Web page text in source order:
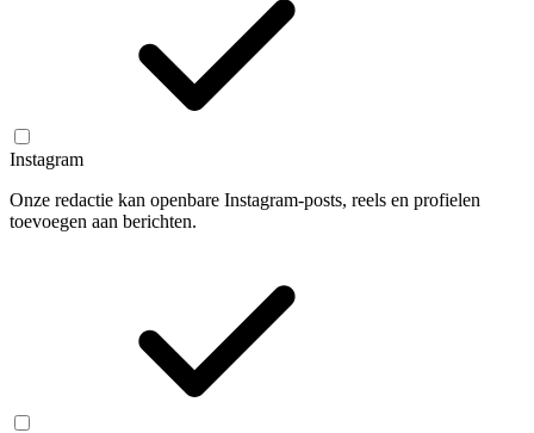
Instagram
Onze redactie kan openbare Instagram-posts, reels en profielen
toevoegen aan berichten.